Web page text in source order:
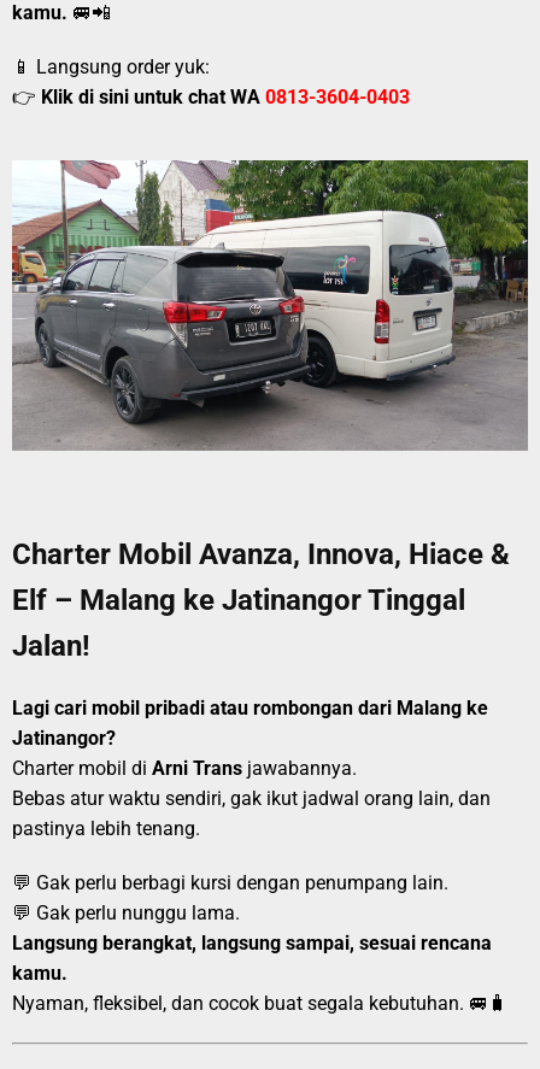
kamu. 🚐📲
📱 Langsung order yuk:
👉 Klik di sini untuk chat WA 0813-3604-0403
Charter Mobil Avanza, Innova, Hiace &
Elf – Malang ke Jatinangor Tinggal
Jalan!
Lagi cari mobil pribadi atau rombongan dari Malang ke
Jatinangor?
Charter mobil di Arni Trans jawabannya.
Bebas atur waktu sendiri, gak ikut jadwal orang lain, dan
pastinya lebih tenang.
💬 Gak perlu berbagi kursi dengan penumpang lain.
💬 Gak perlu nunggu lama.
Langsung berangkat, langsung sampai, sesuai rencana
kamu.
Nyaman, fleksibel, dan cocok buat segala kebutuhan. 🚐🧳